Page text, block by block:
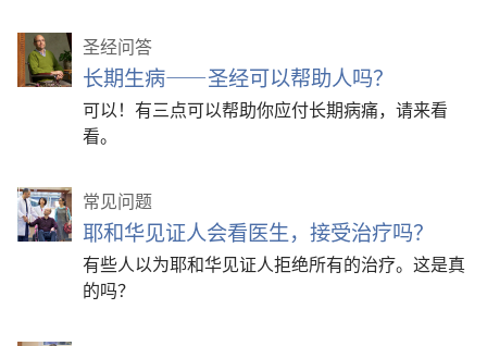
圣经问答
长期生病——圣经可以帮助人吗？
可以！有三点可以帮助你应付长期病痛，请来看
看。
常见问题
耶和华见证人会看医生，接受治疗吗？
有些人以为耶和华见证人拒绝所有的治疗。这是真
的吗？